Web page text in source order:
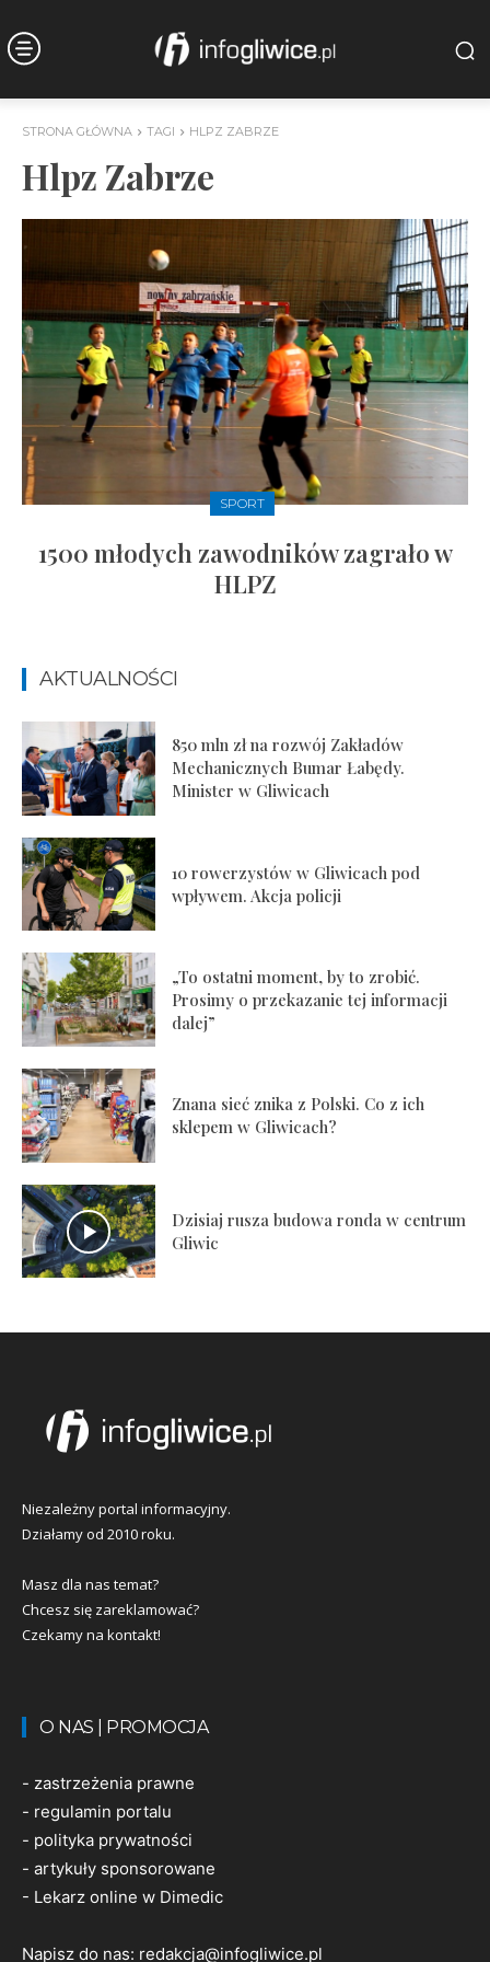
STRONA GŁÓWNA TAGI HLPZ ZABRZE
Hlpz Zabrze
SPORT
1500 młodych zawodników zagrało w
HLPZ
AKTUALNOŚCI
850 mln zł na rozwój Zakładów
Mechanicznych Bumar Łabędy.
Minister w Gliwicach
10 rowerzystów w Gliwicach pod
wpływem. Akcja policji
„To ostatni moment, by to zrobić.
Prosimy o przekazanie tej informacji
dalej”
Znana sieć znika z Polski. Co z ich
sklepem w Gliwicach?
Dzisiaj rusza budowa ronda w centrum
Gliwic
Niezależny portal informacyjny.
Działamy od 2010 roku.
Masz dla nas temat?
Chcesz się zareklamować?
Czekamy na kontakt!
O NAS | PROMOCJA
- zastrzeżenia prawne
- regulamin portalu
- polityka prywatności
- artykuły sponsorowane
- Lekarz online w Dimedic
Napisz do nas: redakcja@infogliwice.pl